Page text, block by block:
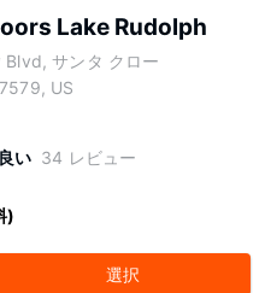
Lake Rudolph
サンタ クロー
US
良い 34 レビュー
)
選択